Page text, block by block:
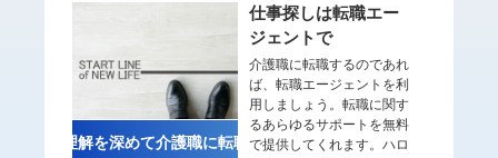
理解を深めて介護職に転職
仕事探しは転職エー
ジェントで
介護職に転職するのであれ
ば、転職エージェントを利
用しましょう。転職に関す
るあらゆるサポートを無料
で提供してくれます。ハロ